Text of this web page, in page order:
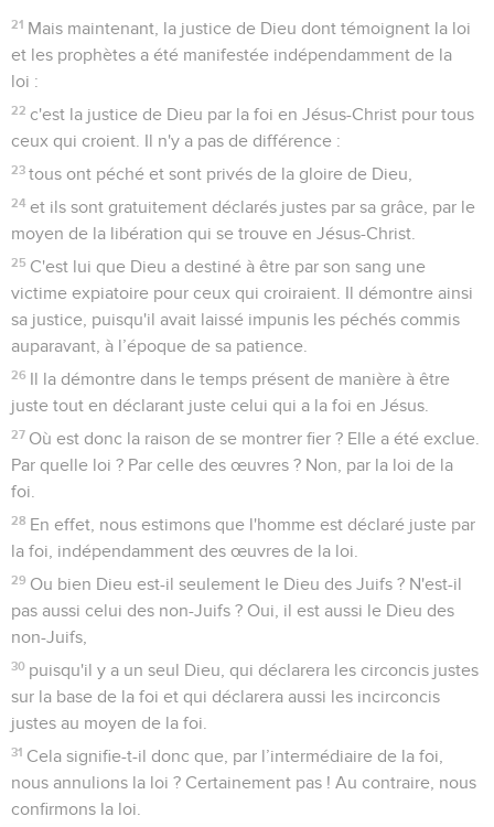
Seuls les Évangiles sont disponibles en vidéo pour le moment.
En paix avec Dieu
1 Ainsi donc, déclarés justes sur la base de la foi, nous avons
la paix avec Dieu par l’intermédiaire de notre Seigneur
Jésus-Christ ;
2 c'est aussi par son intermédiaire que nous avons accès par
la foi à cette grâce, dans laquelle nous tenons ferme, et nous
plaçons notre fierté dans l'espérance de prendre part à la
gloire de Dieu.
Bien plus, nous sommes fiers même de nos détresses,
sachant que la détresse produit la persévérance,
4 la persévérance la victoire dans l'épreuve, et la victoire
dans l’épreuve l'espérance.
5 Or cette espérance ne trompe pas, parce que l'amour de
Dieu est déversé dans notre cœur par le Saint-Esprit qui
nous a été donné.
6 En effet, alors que nous étions encore sans force, Christ est
mort pour des pécheurs au moment fixé.
7 A peine mourrait-on pour un juste ; peut-être accepterait-
on de mourir pour quelqu’un de bien.
8 Mais voici comment Dieu prouve son amour envers nous :
alors que nous étions encore des pécheurs, Christ est mort
pour nous.
9 Puisque nous sommes maintenant considérés comme
justes grâce à son sang, nous serons à bien plus forte raison
sauvés par lui de la colère de Dieu.
10 En effet, si nous avons été réconciliés avec Dieu grâce à la